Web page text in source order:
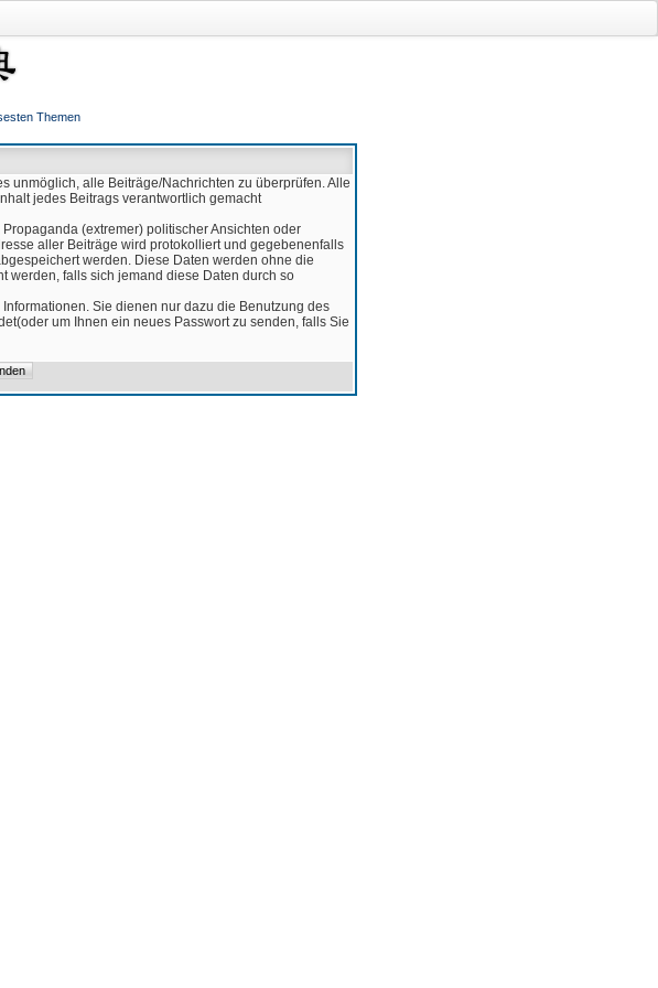
Themen
unmöglich, alle Beiträge/Nachrichten zu überprüfen. Alle
jedes Beitrags verantwortlich gemacht
(extremer) politischer Ansichten oder
aller Beiträge wird protokolliert und gegebenenfalls
werden. Diese Daten werden ohne die
werden, falls sich jemand diese Daten durch so
Sie dienen nur dazu die Benutzung des
um Ihnen ein neues Passwort zu senden, falls Sie